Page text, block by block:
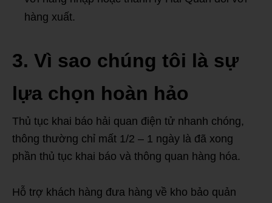
hàng xuất.
3. Vì sao chúng tôi là sự
lựa chọn hoàn hảo
Thủ tục khai báo hải quan điện tử nhanh chóng,
thông thường chỉ mất 1/2 – 1 ngày là đã xong
phần thủ tục khai báo và thông quan hàng hóa.
Hỗ trợ khách hàng đưa hàng về kho bảo quản